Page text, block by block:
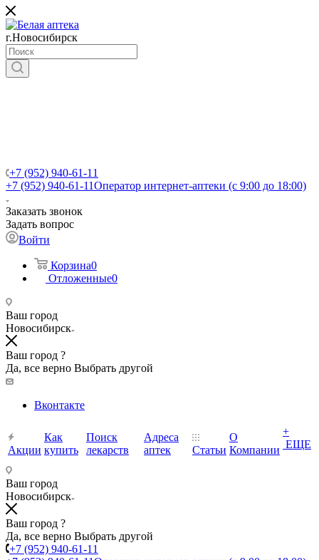
г.Новосибирск
+7 (952) 940-61-11
+7 (952) 940-61-11Оператор интернет-аптеки (с 9:00 до 18:00)
Заказать звонок
Задать вопрос
Войти
Корзина0
Отложенные0
Ваш город
Новосибирск
Ваш город ?
Да, все верно Выбрать другой
Вконтакте
Акции
Как
купить
Поиск
лекарств
Адреса
аптек
Статьи
О
Компании
+
ЕЩЕ
Ваш город
Новосибирск
Ваш город ?
Да, все верно Выбрать другой
+7 (952) 940-61-11